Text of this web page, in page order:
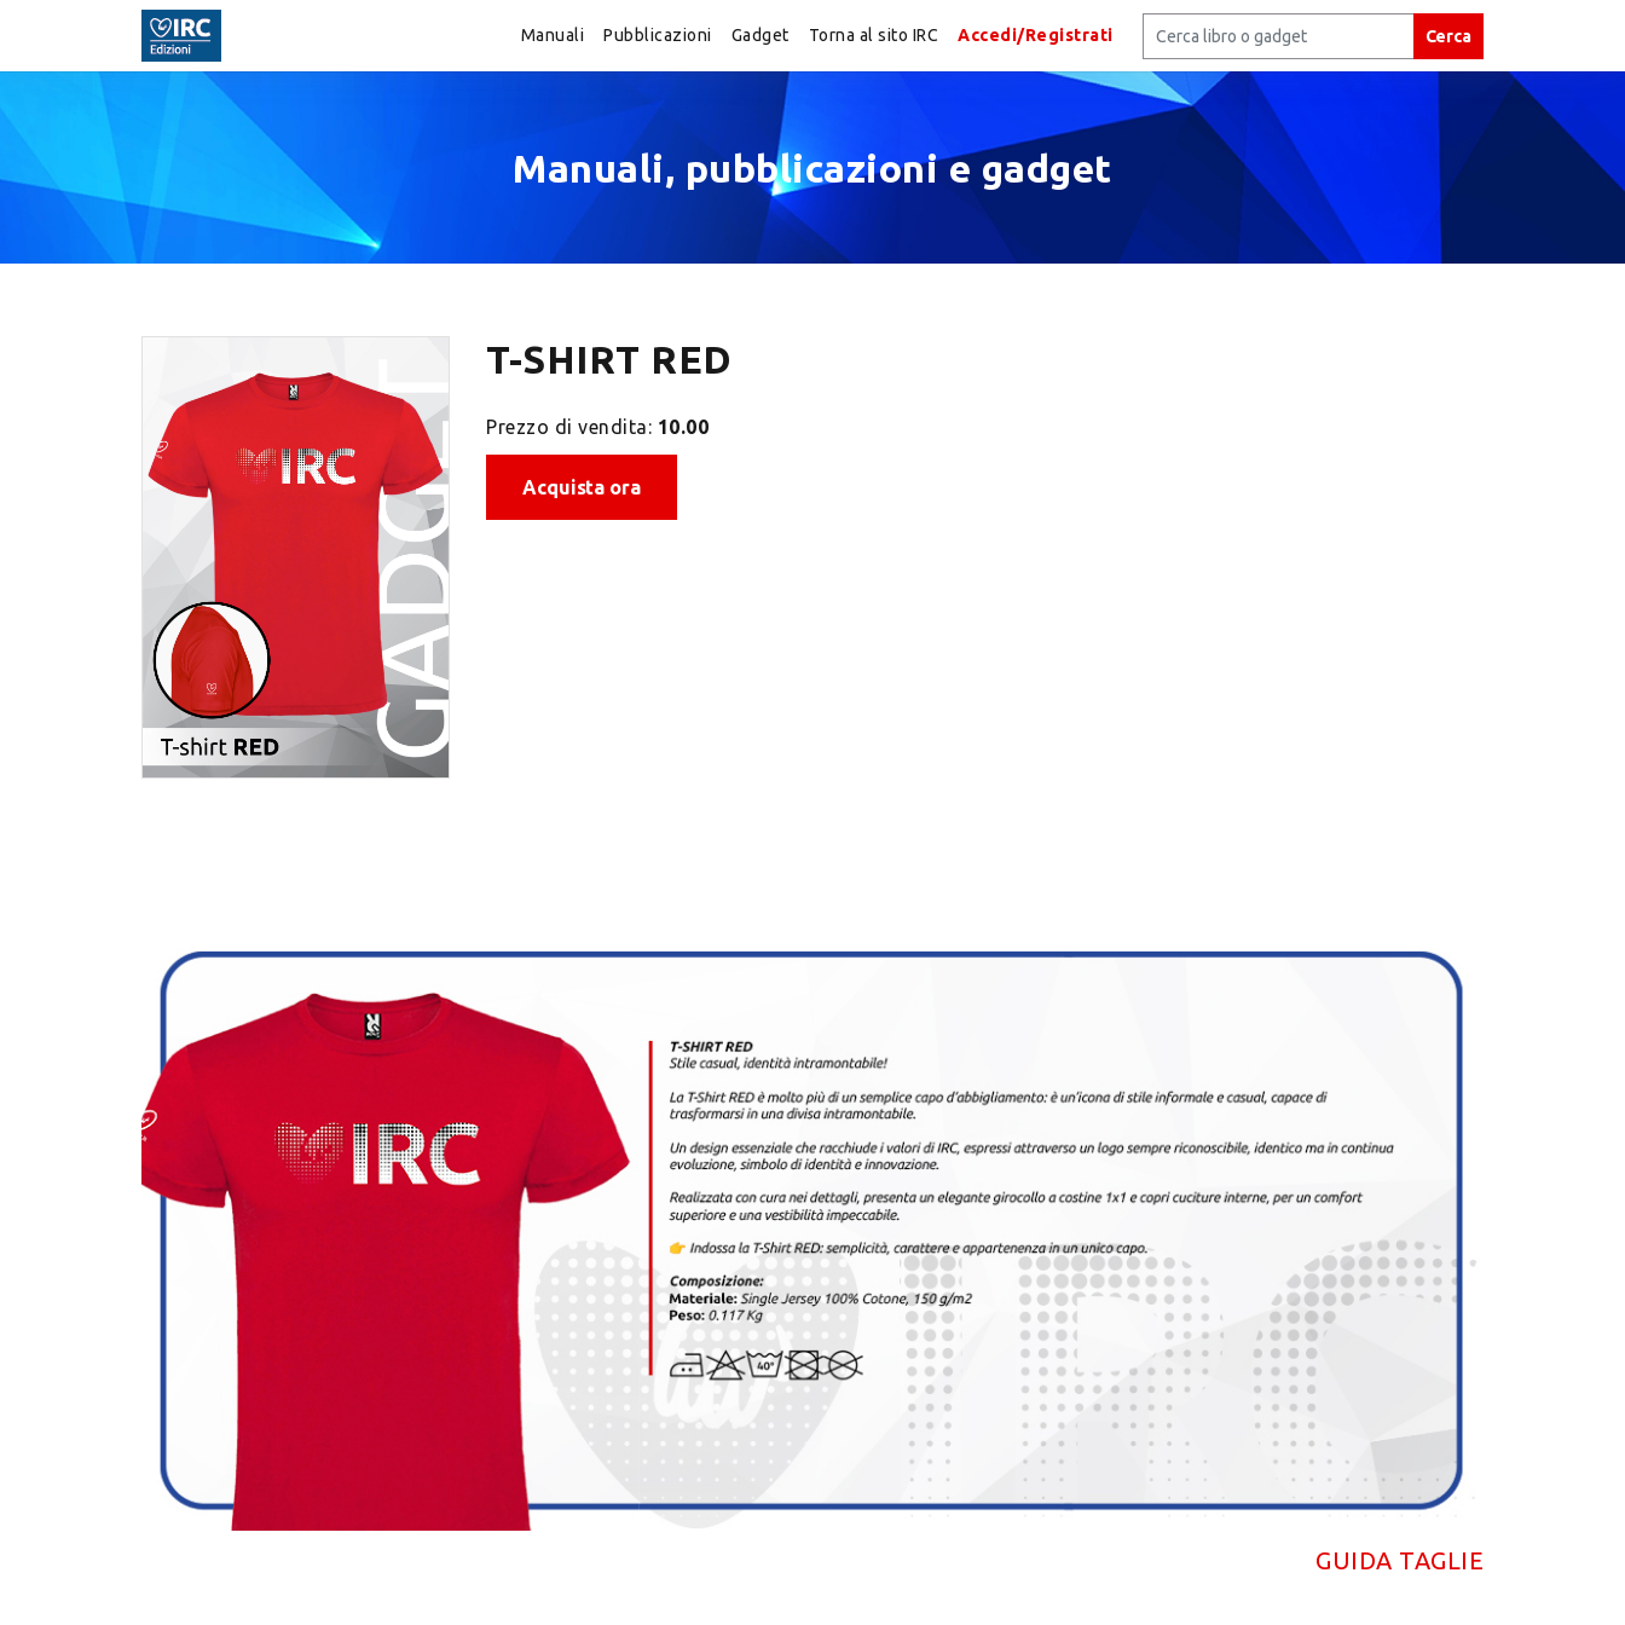
Manuali Pubblicazioni Gadget Torna al sito IRC Accedi/Registrati Cerca
Manuali, pubblicazioni e gadget
T-SHIRT RED
Prezzo di vendita: 10.00
Acquista ora
GUIDA TAGLIE